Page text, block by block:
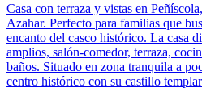
Casa con terraza y vistas en
Azahar. Perfecto para familias que
encanto del casco histórico. La casa
amplios, salón-comedor, terraza,
baños. Situado en zona tranquila a
centro histórico con su castillo